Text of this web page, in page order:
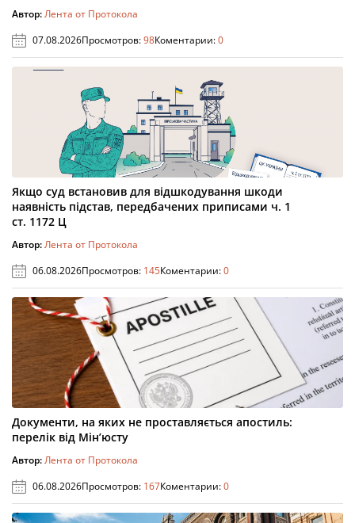
Автор:Лента от Протокола
07.08.2026Просмотров:98Коментарии:0
Якщо суд встановив для відшкодування шкоди
наявність підстав, передбачених приписами ч. 1
ст. 1172 Ц
Автор:Лента от Протокола
06.08.2026Просмотров: 145Коментарии:0
Документи, на яких не проставляється апостиль:
перелік від Мін’юсту
Автор:Лента от Протокола
06.08.2026Просмотров: 167Коментарии:0